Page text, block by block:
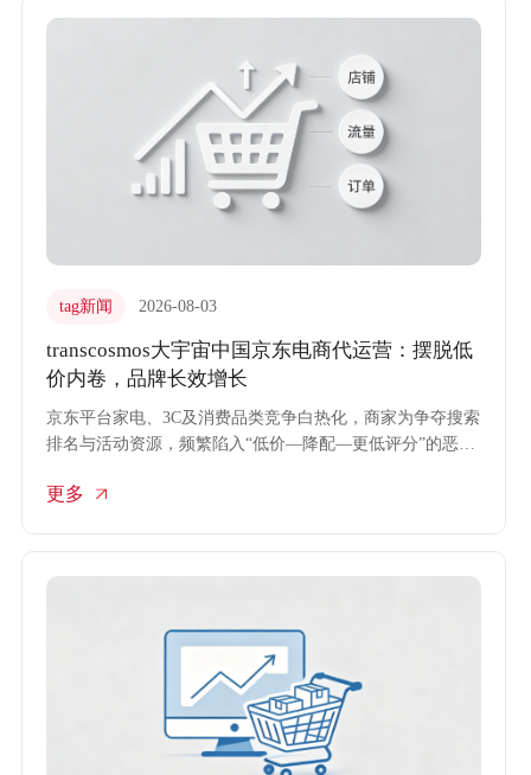
tag新闻 2026-08-03
transcosmos大宇宙中国京东电商代运营：摆脱低
价内卷，品牌长效增长
京东平台家电、3C及消费品类竞争白热化，商家为争夺搜索
排名与活动资源，频繁陷入“低价—降配—更低评分”的恶性
宇宙中国依托专业的京东电商代运营实战经验，跳出价格战
依赖的稳健增长。
更多